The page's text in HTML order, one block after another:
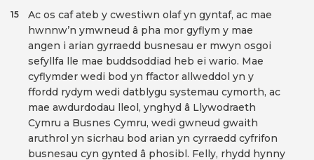
Ac os caf ateb y cwestiwn olaf yn gyntaf, ac mae
hwnnw’n ymwneud â pha mor gyflym y mae
angen i arian gyrraedd busnesau er mwyn osgoi
sefyllfa lle mae buddsoddiad heb ei wario. Mae
cyflymder wedi bod yn ffactor allweddol yn y
ffordd rydym wedi datblygu systemau cymorth, ac
mae awdurdodau lleol, ynghyd â Llywodraeth
Cymru a Busnes Cymru, wedi gwneud gwaith
aruthrol yn sicrhau bod arian yn cyrraedd cyfrifon
busnesau cyn gynted â phosibl. Felly, rhydd hynny
15